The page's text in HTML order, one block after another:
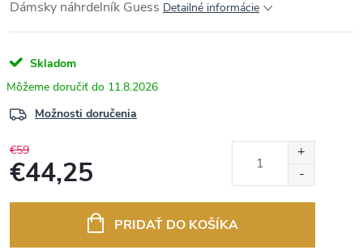
Dámsky náhrdelník Guess Detailné informácie
Skladom
11.8.2026
Možnosti doručenia
€59
€44,25
PRIDAŤ DO KOŠÍKA